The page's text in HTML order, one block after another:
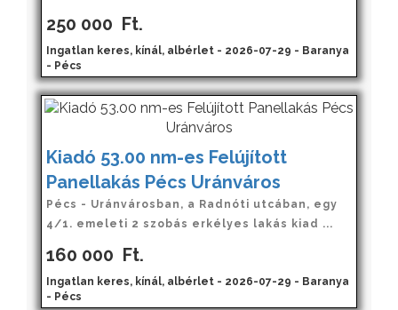
250 000 Ft.
Ingatlan keres, kínál, albérlet - 2026-07-29 - Baranya
- Pécs
Kiadó 53.00 nm-es Felújított
Panellakás Pécs Uránváros
Pécs - Uránvárosban, a Radnóti utcában, egy
4/1. emeleti 2 szobás erkélyes lakás kiad ...
160 000 Ft.
Ingatlan keres, kínál, albérlet - 2026-07-29 - Baranya
- Pécs